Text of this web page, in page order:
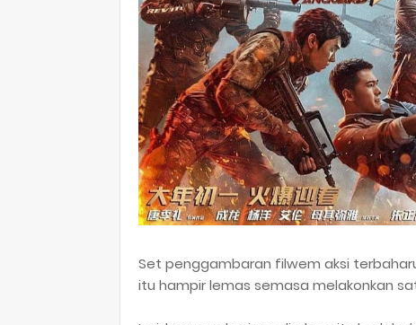
Set penggambaran filwem aksi
itu hampir lemas semasa melakonkan